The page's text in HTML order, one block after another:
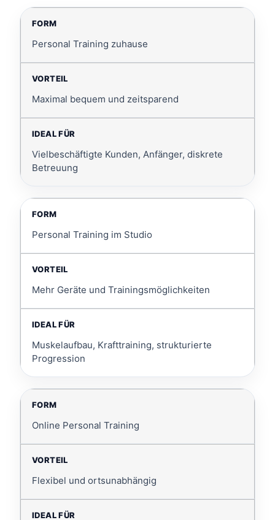
Personal Training zuhause
Maximal bequem und zeitsparend
Vielbeschäftigte Kunden, Anfänger, diskrete
Betreuung
Personal Training im Studio
Mehr Geräte und Trainingsmöglichkeiten
Muskelaufbau, Krafttraining, strukturierte
Progression
Online Personal Training
Flexibel und ortsunabhängig